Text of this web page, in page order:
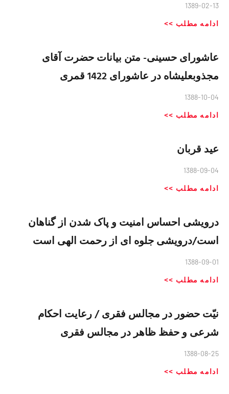
1389-02-13
ادامه مطلب >>
عاشورای حسینی- متن بیانات حضرت آقای
مجذوبعلیشاه در عاشورای 1422 قمری
1388-10-04
ادامه مطلب >>
عید قربان
1388-09-04
ادامه مطلب >>
درویشی احساس امنیت و پاک شدن از گناهان
است/درویشی جلوه ای از رحمت الهی است
1388-09-01
ادامه مطلب >>
نیّت حضور در مجالس فقری / رعایت احکام
شرعی و حفظ ظاهر در مجالس فقری
1388-08-25
ادامه مطلب >>